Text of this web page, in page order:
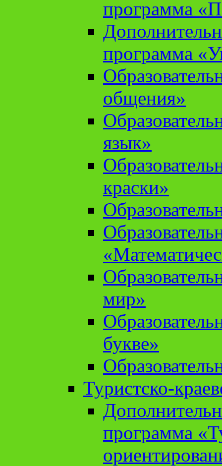
программа
программа
общения»
язык»
краски»
мир»
букве»
Туристско-
программа